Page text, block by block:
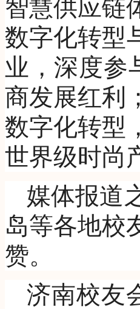
智慧供应链
数字化转型
业，深度参
商发展红利
数字化转型
世界级时尚
媒体报道
岛等各地校
赞。
济南校友